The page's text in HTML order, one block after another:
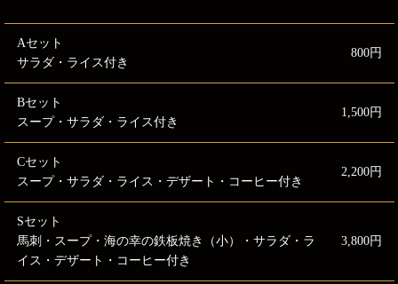
Aセット
サラダ・ライス付き
800円
Bセット
スープ・サラダ・ライス付き
1,500円
Cセット
スープ・サラダ・ライス・デザート・コーヒー付き
2,200円
Sセット
馬刺・スープ・海の幸の鉄板焼き（小）・サラダ・ラ
イス・デザート・コーヒー付き
3,800円